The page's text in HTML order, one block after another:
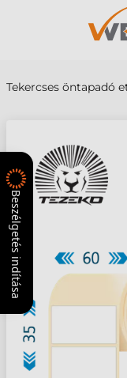
Tekercses öntapadó
Beszélgetés indítása